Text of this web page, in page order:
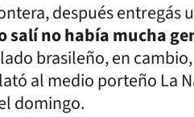
después entregás
salí no había mucha
brasileño, en
al medio porteño La
domingo.